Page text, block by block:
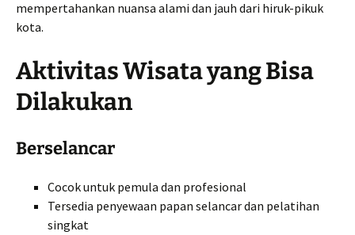
mempertahankan nuansa alami dan jauh dari hiruk-pikuk
kota.
Aktivitas Wisata yang Bisa
Dilakukan
Berselancar
Cocok untuk pemula dan profesional
Tersedia penyewaan papan selancar dan pelatihan
singkat